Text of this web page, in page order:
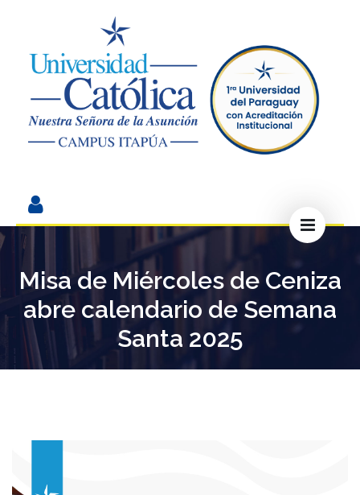
Misa de Miércoles de Ceniza
abre calendario de Semana
Santa 2025